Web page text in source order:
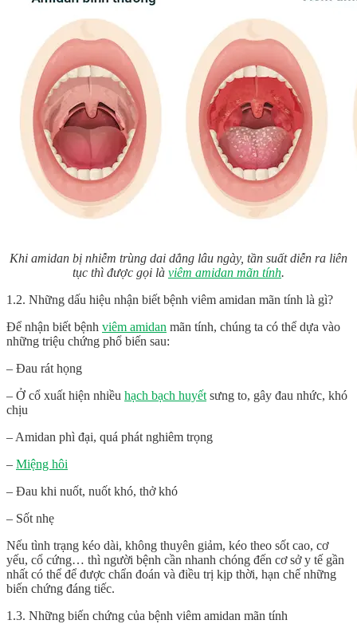
Khi amidan bị nhiễm trùng dai dẳng lâu ngày, tần suất diễn ra liên
tục thì được gọi là viêm amidan mãn tính.
1.2. Những dấu hiệu nhận biết bệnh viêm amidan mãn tính là gì?
Để nhận biết bệnh viêm amidan mãn tính, chúng ta có thể dựa vào
những triệu chứng phổ biến sau:
– Đau rát họng
– Ở cổ xuất hiện nhiều hạch bạch huyết sưng to, gây đau nhức, khó
chịu
– Amidan phì đại, quá phát nghiêm trọng
– Miệng hôi
– Đau khi nuốt, nuốt khó, thở khó
– Sốt nhẹ
Nếu tình trạng kéo dài, không thuyên giảm, kéo theo sốt cao, cơ
yếu, cổ cứng… thì người bệnh cần nhanh chóng đến cơ sở y tế gần
nhất có thể để được chẩn đoán và điều trị kịp thời, hạn chế những
biến chứng đáng tiếc.
1.3. Những biến chứng của bệnh viêm amidan mãn tính